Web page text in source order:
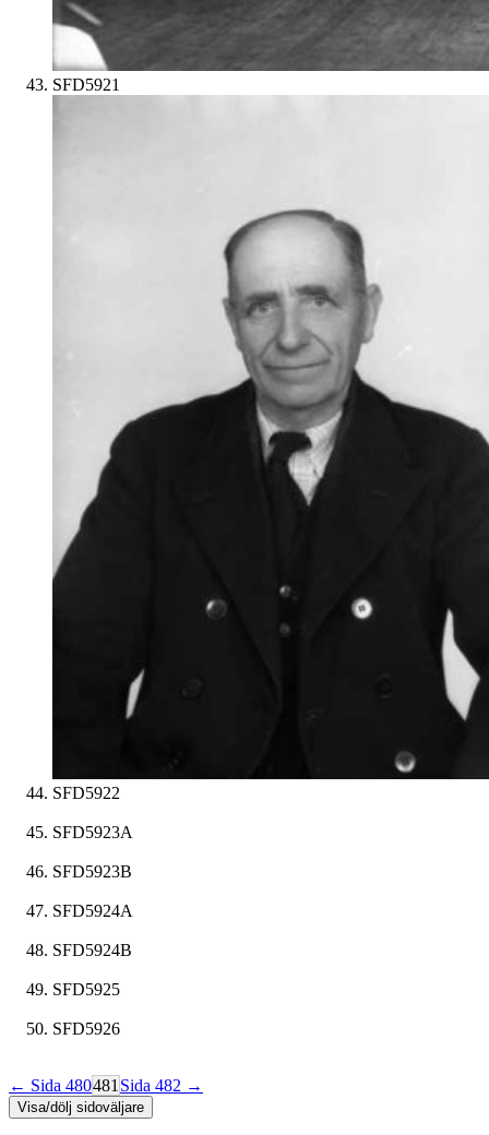
SFD5921
SFD5922
SFD5923A
SFD5923B
SFD5924A
SFD5924B
SFD5925
SFD5926
← Sida 480481 Sida 482 →
Visa/dölj sidoväljare